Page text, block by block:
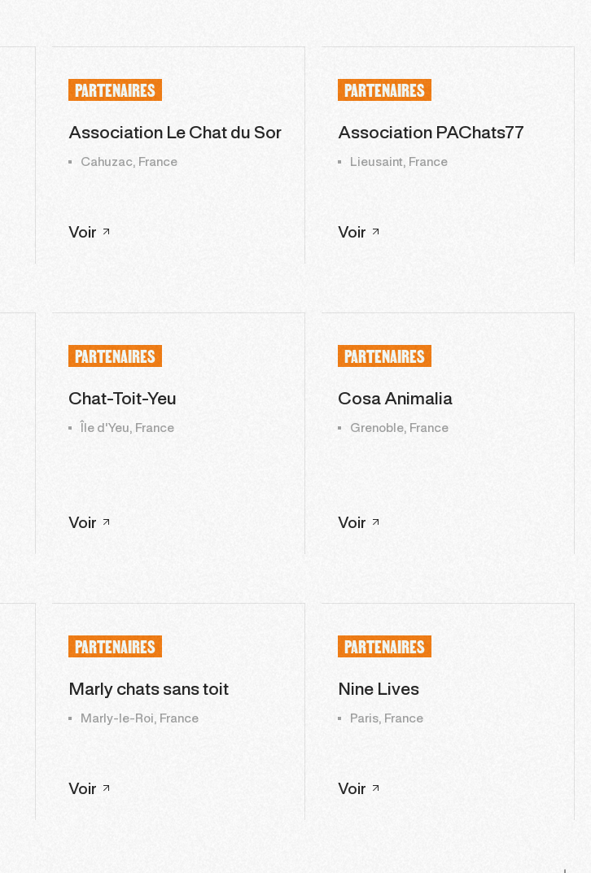
PARTENAIRES
Association Le Chat du Sor
Cahuzac, France
Voir
PARTENAIRES
Association PAChats77
Lieusaint, France
Voir
PARTENAIRES
Chat-Toit-Yeu
Île d'Yeu, France
Voir
PARTENAIRES
Cosa Animalia
Grenoble, France
Voir
PARTENAIRES
Marly chats sans toit
Marly-le-Roi, France
Voir
PARTENAIRES
Nine Lives
Paris, France
Voir